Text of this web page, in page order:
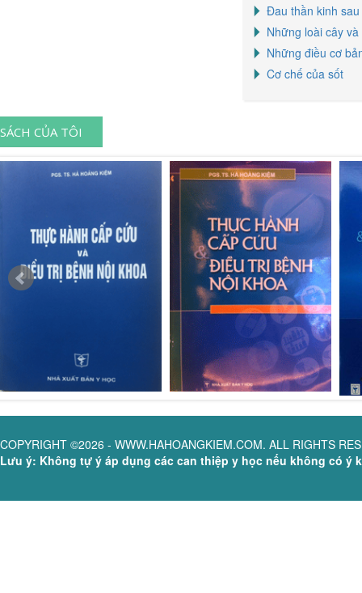
Đau thần kinh
Những loài cây
Những điều cơ
Cơ chế của sốt
SÁCH CỦA TÔI
COPYRIGHT ©2026 - WWW.HAHOANGKIEM.COM. ALL RIGHTS
Lưu ý: Không tự ý áp dụng các can thiệp y học nếu không có ý